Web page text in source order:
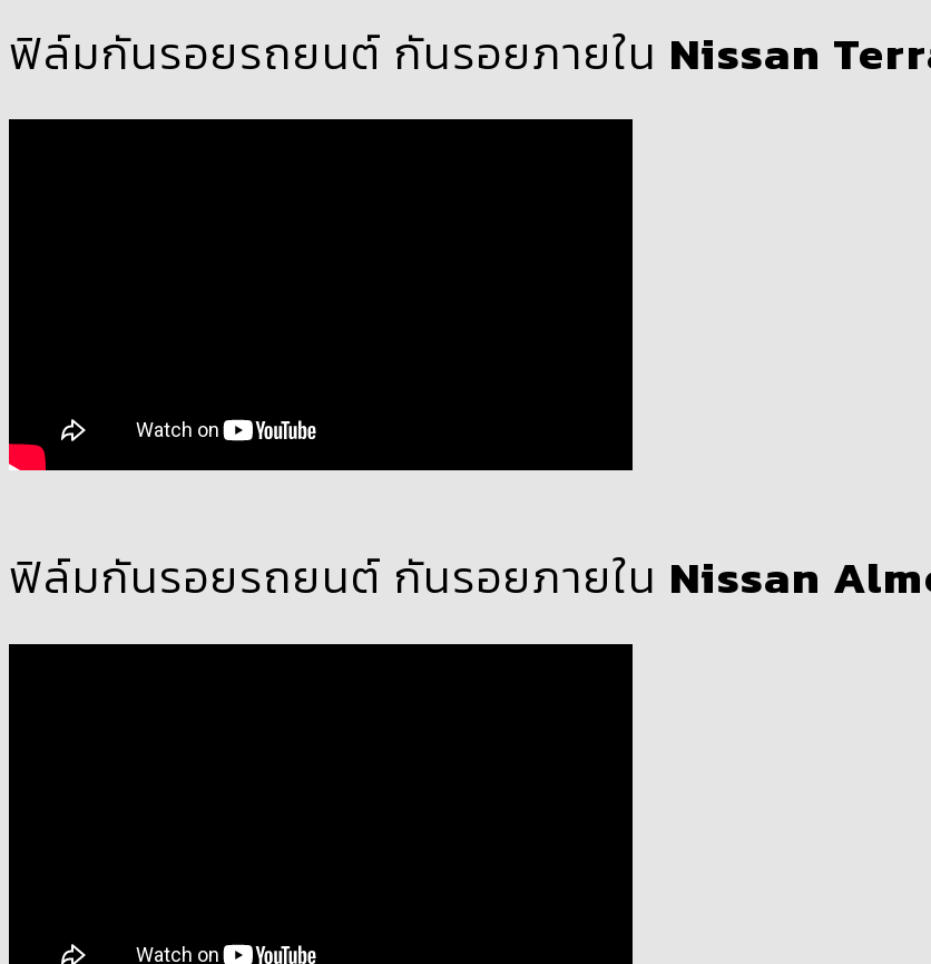
ฟิล์มกันรอยรถยนต์ กันรอยภายใน Nissan
ฟิล์มกันรอยรถยนต์ กันรอยภายใน Nissan